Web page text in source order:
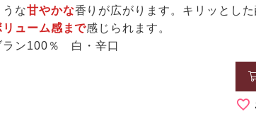
な甘やかな香りが広がります。キリッとした
ューム感まで感じられます。
ラン100％ 白・辛口